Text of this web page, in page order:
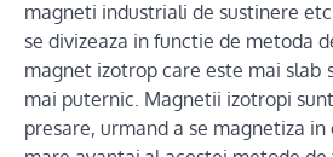
magneti industriali de sustinere
se divizeaza in functie de metoda
magnet izotrop care este mai slab
mai puternic. Magnetii izotropi
presare, urmand a se magnetiza